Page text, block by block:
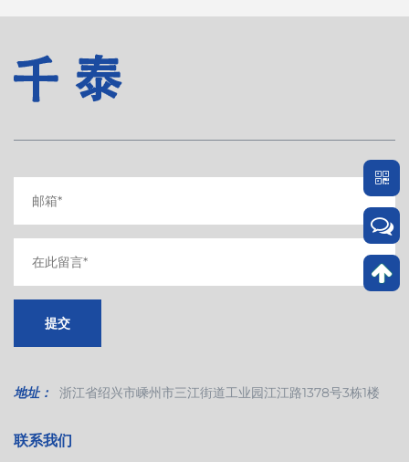
地址： 浙江省绍兴市嵊州市三江街道工业园江江路1378号3栋1楼
联系我们